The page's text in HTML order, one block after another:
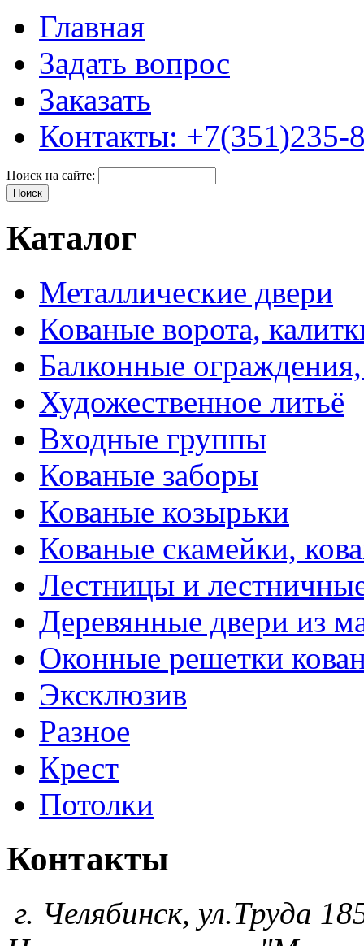
Главная
Задать вопрос
Заказать
Контакты: +7(351)235-
Поиск на сайте:
Каталог
Металлические двери
Кованые ворота,
Балконные
Художественное литьё
Входные группы
Кованые заборы
Кованые козырьки
Кованые скамейки,
Лестницы и
Деревянные двери из
Оконные решетки
Эксклюзив
Разное
Крест
Потолки
Контакты
г. Челябинск, ул.Труда